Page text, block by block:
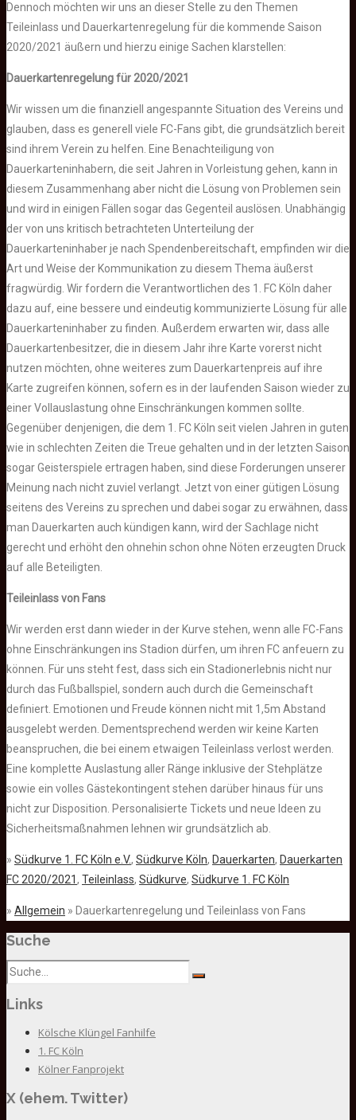
Dennoch möchten wir uns an dieser Stelle zu den Themen
Teileinlass und Dauerkartenregelung für die kommende Saison
2020/2021 äußern und hierzu einige Sachen klarstellen:
Dauerkartenregelung für 2020/2021
Wir wissen um die finanziell angespannte Situation des Vereins und
glauben, dass es generell viele FC-Fans gibt, die grundsätzlich bereit
sind ihrem Verein zu helfen. Eine Benachteiligung von
Dauerkarteninhabern, die seit Jahren in Vorleistung gehen, kann in
diesem Zusammenhang aber nicht die Lösung von Problemen sein
und wird in einigen Fällen sogar das Gegenteil auslösen. Unabhängig
der von uns kritisch betrachteten Unterteilung der
Dauerkarteninhaber je nach Spendenbereitschaft, empfinden wir die
Art und Weise der Kommunikation zu diesem Thema äußerst
fragwürdig. Wir fordern die Verantwortlichen des 1. FC Köln daher
dazu auf, eine bessere und eindeutig kommunizierte Lösung für alle
Dauerkarteninhaber zu finden. Außerdem erwarten wir, dass alle
Dauerkartenbesitzer, die in diesem Jahr ihre Karte vorerst nicht
nutzen möchten, ohne weiteres zum Dauerkartenpreis auf ihre
Karte zugreifen können, sofern es in der laufenden Saison wieder zu
einer Vollauslastung ohne Einschränkungen kommen sollte.
Gegenüber denjenigen, die dem 1. FC Köln seit vielen Jahren in guten
wie in schlechten Zeiten die Treue gehalten und in der letzten Saison
sogar Geisterspiele ertragen haben, sind diese Forderungen unserer
Meinung nach nicht zuviel verlangt. Jetzt von einer gütigen Lösung
seitens des Vereins zu sprechen und dabei sogar zu erwähnen, dass
man Dauerkarten auch kündigen kann, wird der Sachlage nicht
gerecht und erhöht den ohnehin schon ohne Nöten erzeugten Druck
auf alle Beteiligten.
Teileinlass von Fans
Wir werden erst dann wieder in der Kurve stehen, wenn alle FC-Fans
ohne Einschränkungen ins Stadion dürfen, um ihren FC anfeuern zu
können. Für uns steht fest, dass sich ein Stadionerlebnis nicht nur
durch das Fußballspiel, sondern auch durch die Gemeinschaft
definiert. Emotionen und Freude können nicht mit 1,5m Abstand
ausgelebt werden. Dementsprechend werden wir keine Karten
beanspruchen, die bei einem etwaigen Teileinlass verlost werden.
Eine komplette Auslastung aller Ränge inklusive der Stehplätze
sowie ein volles Gästekontingent stehen darüber hinaus für uns
nicht zur Disposition. Personalisierte Tickets und neue Ideen zu
Sicherheitsmaßnahmen lehnen wir grundsätzlich ab.
» Südkurve 1. FC Köln e.V., Südkurve Köln, Dauerkarten, Dauerkarten
FC 2020/2021, Teileinlass, Südkurve, Südkurve 1. FC Köln
» Allgemein » Dauerkartenregelung und Teileinlass von Fans
Suche
Links
Kölsche Klüngel Fanhilfe
1. FC Köln
Kölner Fanprojekt
X (ehem. Twitter)